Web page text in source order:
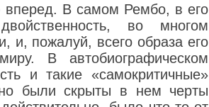
вперед. В самом Рембо, в его
во многом
и, пожалуй, всего образа его
В автобиографическом
и такие «самокритичные»
были скрыты в нем черты